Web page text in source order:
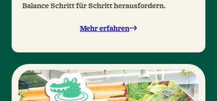
Balance Schritt für Schritt herausfordern.
Mehr erfahren